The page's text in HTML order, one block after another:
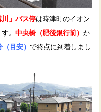
川」バス停は時津町のイオン
す。中央橋（肥後銀行前）か
（目安） で終点に到着しまし